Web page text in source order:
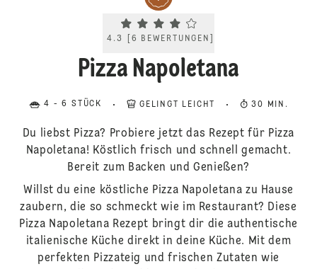
Current rating 4.3. Click to rate.
4.3 6 BEWERTUNGEN
Pizza Napoletana
4 - 6 STÜCK GELINGT LEICHT 30 MIN.
Du liebst Pizza? Probiere jetzt das Rezept für Pizza
Napoletana! Köstlich frisch und schnell gemacht.
Bereit zum Backen und Genießen?
Willst du eine köstliche Pizza Napoletana zu Hause
zaubern, die so schmeckt wie im Restaurant? Diese
Pizza Napoletana Rezept bringt dir die authentische
italienische Küche direkt in deine Küche. Mit dem
perfekten Pizzateig und frischen Zutaten wie